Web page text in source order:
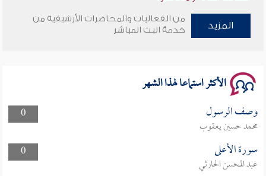
وأمنهم من خوف 9
المزيد
من الفعاليات والمحاضرات الأرشيفية من
خدمة البث المباشر
الأكثر استماعا لهذا الشهر
0 وصف الرسول
محمد حسين يعقوب
0
سورة الأعلى
عبد المحسن الحارثي